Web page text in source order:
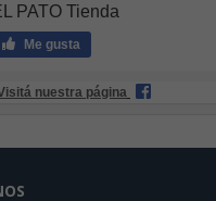
PATO Tienda
Me gusta
nuestra página